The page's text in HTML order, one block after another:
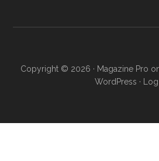
Copyright © 2026 · Magazine Pro
WordPress ·